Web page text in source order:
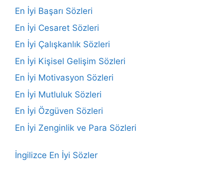
En İyi Başarı Sözleri
En İyi Cesaret Sözleri
En İyi Çalışkanlık Sözleri
En İyi Kişisel Gelişim Sözleri
En İyi Motivasyon Sözleri
En İyi Mutluluk Sözleri
En İyi Özgüven Sözleri
En İyi Zenginlik ve Para Sözleri
İngilizce En İyi Sözler